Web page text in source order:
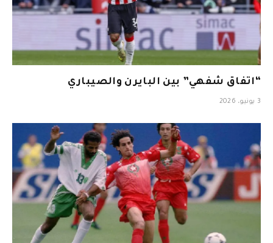
“اتفاق شفهي” بين البايرن والصيباري
3 يونيو، 2026